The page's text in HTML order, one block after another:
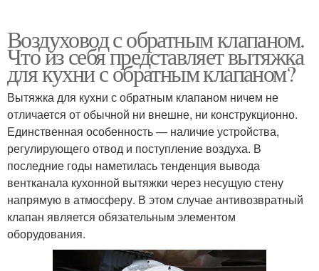
Воздуховод с обратным клапаном.
Что из себя представляет вытяжка
для кухни с обратным клапаном?
Вытяжка для кухни с обратным клапаном ничем не
отличается от обычной ни внешне, ни конструкционно.
Единственная особенность — наличие устройства,
регулирующего отвод и поступление воздуха. В
последние годы наметилась тенденция вывода
вентканала кухонной вытяжки через несущую стену
напрямую в атмосферу. В этом случае антивозвратный
клапан является обязательным элементом
оборудования.